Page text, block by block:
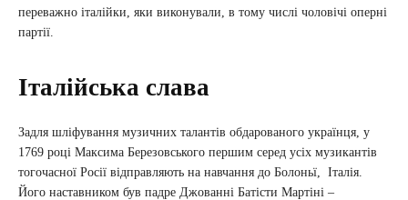
переважно італійки, яки виконували, в тому числі чоловічі оперні
партії.
Італійська слава
Задля шліфування музичних талантів обдарованого українця, у
1769 році Максима Березовського першим серед усіх музикантів
тогочасної Росії відправляють на навчання до Болоньї, Італія.
Його наставником був падре Джованні Батісти Мартіні –